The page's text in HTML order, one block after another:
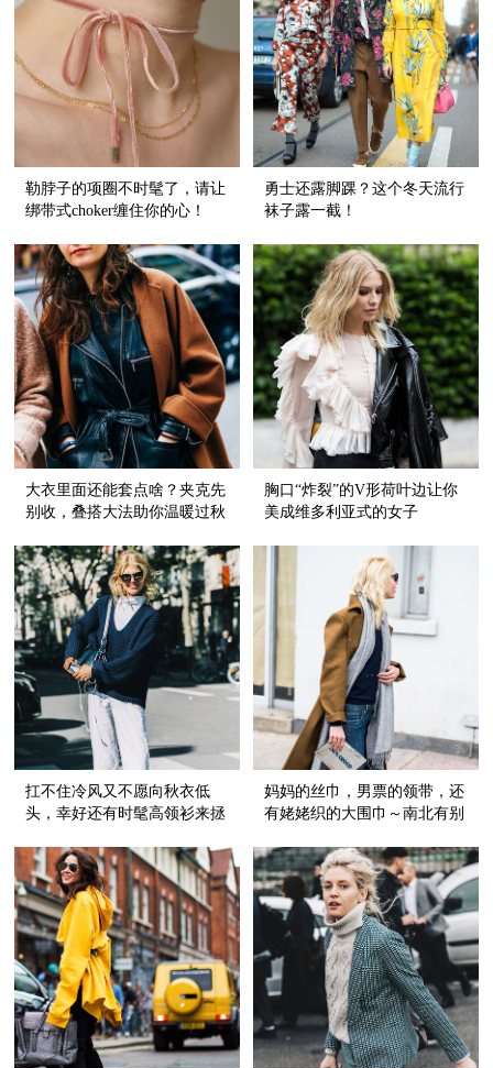
勒脖子的项圈不时髦了，请让
绑带式choker缠住你的心！
勇士还露脚踝？这个冬天流行
袜子露一截！
大衣里面还能套点啥？夹克先
别收，叠搭大法助你温暖过秋
胸口“炸裂”的V形荷叶边让你
美成维多利亚式的女子
扛不住冷风又不愿向秋衣低
头，幸好还有时髦高领衫来拯
妈妈的丝巾，男票的领带，还
有姥姥织的大围巾～南北有别